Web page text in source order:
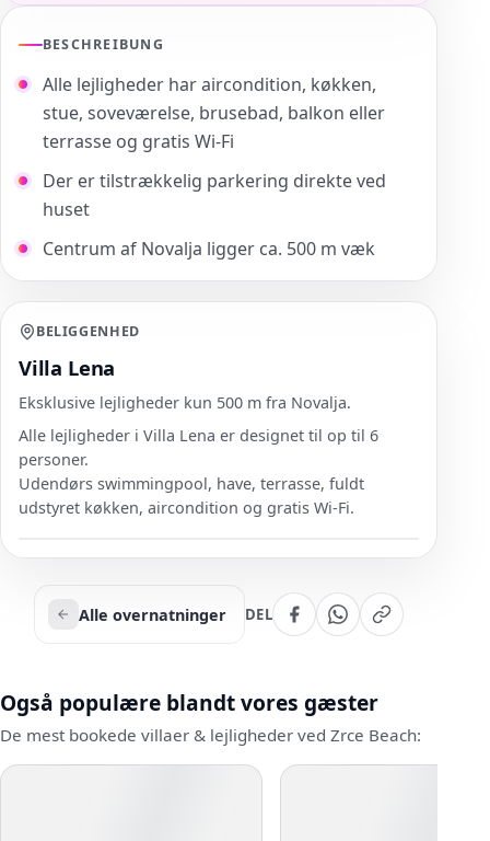
BESCHREIBUNG
Alle lejligheder har aircondition, køkken,
stue, soveværelse, brusebad, balkon eller
terrasse og gratis Wi-Fi
Der er tilstrækkelig parkering direkte ved
huset
Centrum af Novalja ligger ca. 500 m væk
BELIGGENHED
Villa Lena
Eksklusive lejligheder kun 500 m fra Novalja.
Alle lejligheder i Villa Lena er designet til op til 6
personer.
Udendørs swimmingpool, have, terrasse, fuldt
udstyret køkken, aircondition og gratis Wi-Fi.
Alle overnatninger DEL
Også populære blandt vores gæster
De mest bookede villaer & lejligheder ved Zrce Beach: